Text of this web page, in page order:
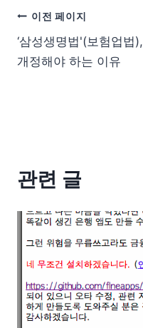
이전 페이지
‘삼성생명법'(보험업법),
개정해야 하는 이유
관련 글